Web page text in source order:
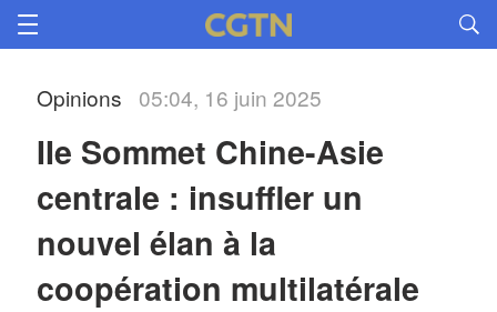
Opinions 05:04, 16 juin 2025
IIe Sommet Chine-Asie
centrale : insuffler un
nouvel élan à la
coopération multilatérale